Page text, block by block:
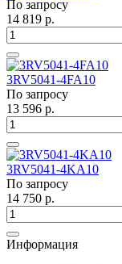
По запросу
14 819 р.
3RV5041-4FA10
По запросу
13 596 р.
3RV5041-4KA10
По запросу
14 750 р.
Информация